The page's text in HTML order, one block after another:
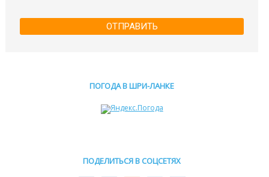
ОТПРАВИТЬ
ПОГОДА В ШРИ-ЛАНКЕ
ПОДЕЛИТЬСЯ В СОЦСЕТЯХ